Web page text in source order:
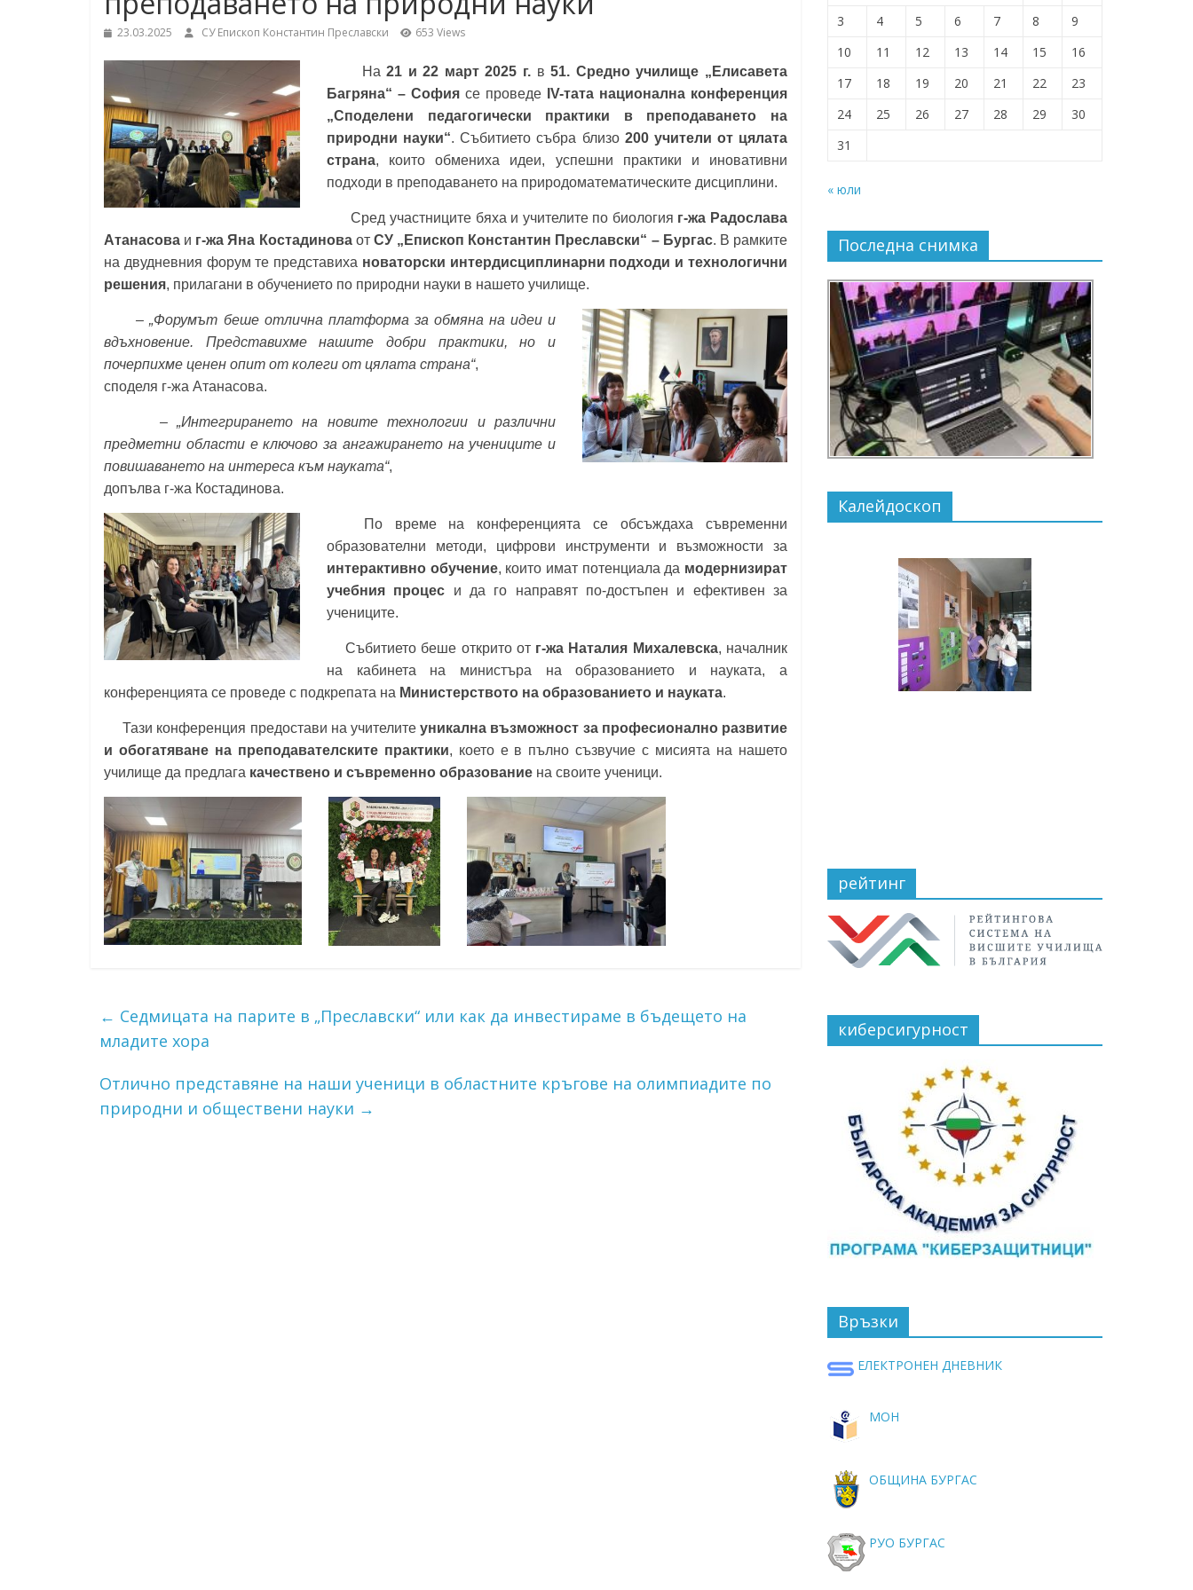
Константин
Преславски"
23.03.2025 СУ Епископ Константин Преславски 653 Views
На21 и 22 март 2025 г. в51. Средно училище „Елисавета
Багряна“ – София се проведе IV-тата национална конференция
„Споделени педагогически практики в преподаването на
природни науки“. Събитието събра близо 200 учители от цялата
страна, които обмениха идеи, успешни практики и иновативни
подходи в преподаването на природоматематическите дисциплини.
Сред участниците бяха и учителите по биология г-жа Радослава
Атанасова и г-жа Яна Костадиноваот СУ „Епископ Константин Преславски“ – Бургас. В рамките
на двудневния форум те представиха новаторски интердисциплинарни подходи и технологични
решения, прилагани в обучението по природни науки в нашето училище.
– „Форумът беше отлична платформа за обмяна на идеи и
вдъхновение. Представихме нашите добри практики, но и
почерпихме ценен опит от колеги от цялата страна“,
споделя г-жа Атанасова.
– „Интегрирането на новите технологии и различни
предметни области е ключово за ангажирането на учениците и
повишаването на интереса към науката“,
допълва г-жа Костадинова.
По време на конференцията се обсъждаха съвременни
образователни методи, цифрови инструменти и възможности за
интерактивно обучение, които имат потенциала да модернизират
учебния процес и да го направят по-достъпен и ефективен за
учениците.
Събитието беше открито от г-жа Наталия Михалевска, началник
на кабинета на министъра на образованието и науката, а
конференцията се проведе с подкрепата на Министерството на образованието и науката.
Тази конференция предостави на учителитеуникална възможност за професионално развитие
и обогатяване на преподавателските практики, което е в пълно съзвучие с мисията на нашето
училище да предлага качествено и съвременно образование на своите ученици.
← Седмицата на парите в „Преславски“ или как да инвестираме в бъдещето на
младите хора
Отлично представяне на наши ученици в областните кръгове на олимпиадите по
природни и обществени науки →
3
4 5 6 7 8
9
10
11 12 13 14 15
16
17
18 19 20 21 22
23
24
25 26 27 28 29
30
31
« юли
Последна снимка
Калейдоскоп
рейтинг
киберсигурност
Връзки
ЕЛЕКТРОНЕН ДНЕВНИК
МОН
ОБЩИНА БУРГАС
РУО БУРГАС